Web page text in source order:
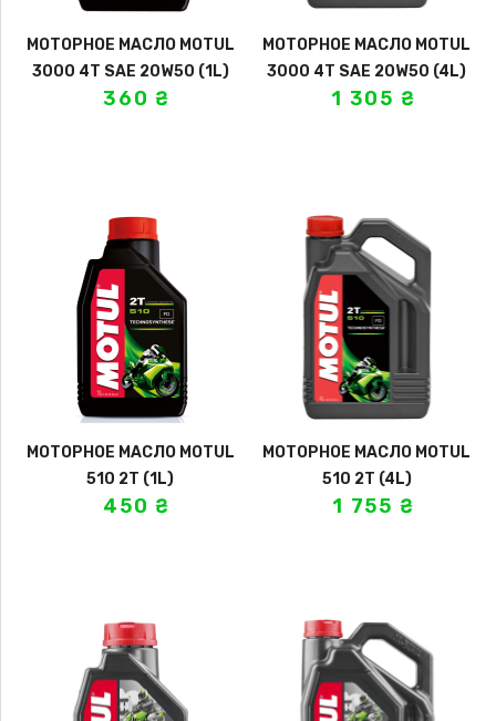
МОТОРНОЕ МАСЛО MOTUL
3000 4T SAE 20W50 (1L)
360₴
МОТОРНОЕ МАСЛО MOTUL
3000 4T SAE 20W50 (4L)
1 305 ₴
МОТОРНОЕ МАСЛО MOTUL
510 2T (1L)
450₴
МОТОРНОЕ МАСЛО MOTUL
510 2T (4L)
1 755 ₴